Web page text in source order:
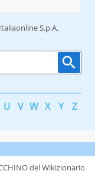
S.p.A.
U V W X Y Z
del Wikizionario